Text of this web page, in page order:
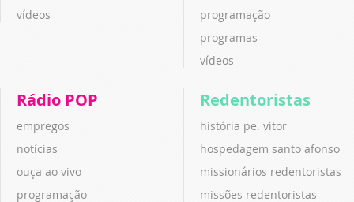
vídeos
programação
programas
vídeos
Rádio POP
empregos
notícias
ouça ao vivo
programação
Redentoristas
história pe. vitor
hospedagem santo afonso
missionários redentoristas
missões redentoristas